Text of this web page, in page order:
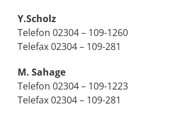
Y.Scholz
Telefon 02304 – 109-1260
Telefax 02304 – 109-281
M. Sahage
Telefon 02304 – 109-1223
Telefax 02304 – 109-281